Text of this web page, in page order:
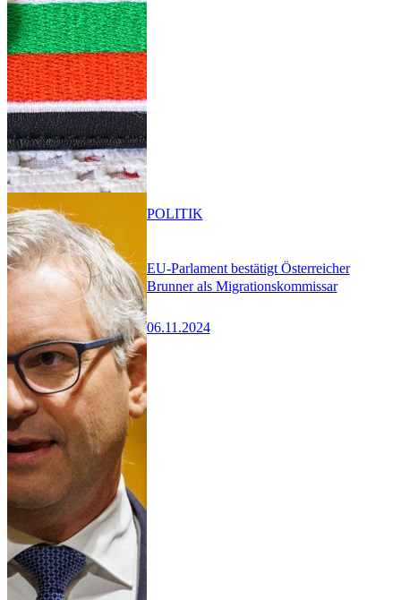
EU-Parlament bestätigt Österreicher
Brunner als Migrationskommissar
06.11.2024
POLITIK